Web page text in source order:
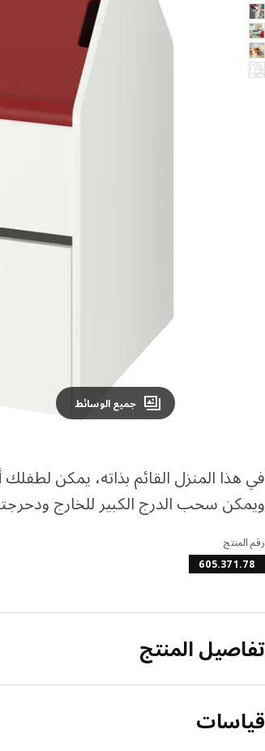
جميع الوسائط
في هذا المنزل القائم بذاته، يمكن
ويمكن سحب الدرج الكبير للخارج
رقم المنتج
605.371.78
تفاصيل المنتج
قياسات